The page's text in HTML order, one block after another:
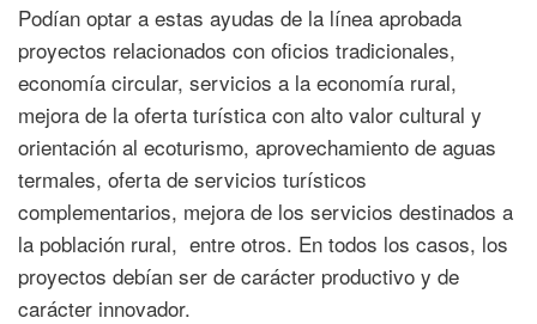
Podían optar a estas ayudas de la línea aprobada
proyectos relacionados con oficios tradicionales,
economía circular, servicios a la economía rural,
mejora de la oferta turística con alto valor cultural y
orientación al ecoturismo, aprovechamiento de aguas
termales, oferta de servicios turísticos
complementarios, mejora de los servicios destinados a
la población rural, entre otros. En todos los casos, los
proyectos debían ser de carácter productivo y de
carácter innovador.